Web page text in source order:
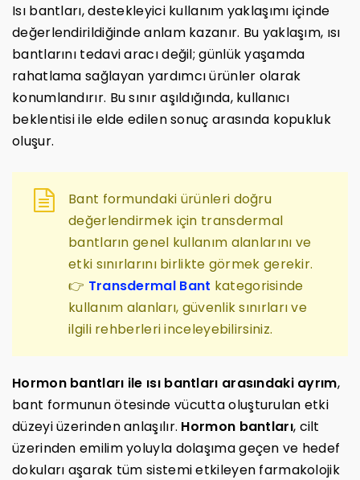
Isı bantları, destekleyici kullanım yaklaşımı içinde
değerlendirildiğinde anlam kazanır. Bu yaklaşım, ısı
bantlarını tedavi aracı değil; günlük yaşamda
rahatlama sağlayan yardımcı ürünler olarak
konumlandırır. Bu sınır aşıldığında, kullanıcı
beklentisi ile elde edilen sonuç arasında kopukluk
oluşur.
Bant formundaki ürünleri doğru
değerlendirmek için transdermal
bantların genel kullanım alanlarını ve
etki sınırlarını birlikte görmek gerekir.
👉 Transdermal Bant kategorisinde
kullanım alanları, güvenlik sınırları ve
ilgili rehberleri inceleyebilirsiniz.
Hormon bantları ile ısı bantları arasındaki ayrım,
bant formunun ötesinde vücutta oluşturulan etki
düzeyi üzerinden anlaşılır. Hormon bantları, cilt
üzerinden emilim yoluyla dolaşıma geçen ve hedef
dokuları aşarak tüm sistemi etkileyen farmakolojik